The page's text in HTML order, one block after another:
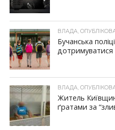
ВЛАДА,
Бучанська
дотримуватися
ВЛАДА,
Житель
ґратами за